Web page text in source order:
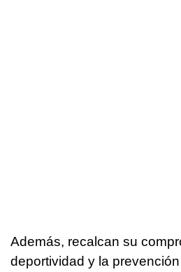
Además, recalcan su
deportividad y la